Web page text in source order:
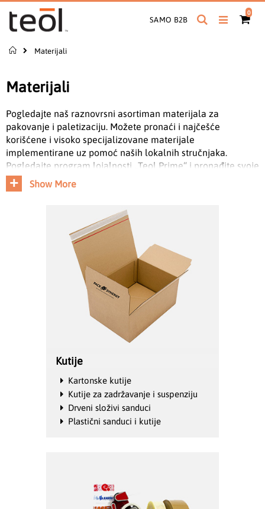
na
sadržaj
Cart
0
SAMO B2B Pretraga
Početna
Materijali
Materijali
Pogledajte naš raznovrsni asortiman materijala za
pakovanje i paletizaciju. Možete pronaći i najčešće
korišćene i visoko specijalizovane materijale
implementirane uz pomoć naših lokalnih stručnjaka.
Pogledajte program lojalnosti „Teol Prime“ i pronađite svoje
rješenje za pakovanje na jednom mestu. Dobijte niže cene,
sigurnu dostupnost proizvoda i mašine po povoljnim
Show More
Kutije
Kartonske kutije
Kutije za zadržavanje i suspenziju
Drveni složivi sanduci
Plastični sanduci i kutije